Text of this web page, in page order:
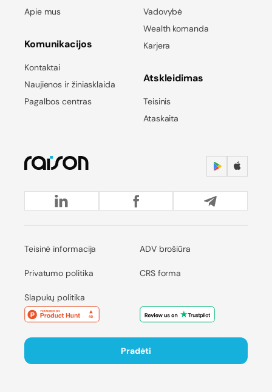
Apie mus
Komunikacijos
Kontaktai
Naujienos ir žiniasklaida
Pagalbos centras
Vadovybė
Wealth komanda
Karjera
Atskleidimas
Teisinis
Ataskaita
Teisinė informacija
Privatumo politika
Slapukų politika
ADV brošiūra
CRS forma
Pradėti